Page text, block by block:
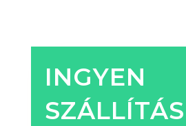
INGYEN
SZÁLLÍTÁS